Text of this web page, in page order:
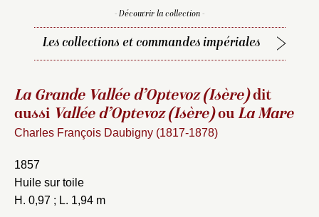
- Découvrir la collection -
Les collections et commandes impériales
La Grande Vallée d’Optevoz (Isère)dit
aussi Vallée d’Optevoz (Isère)ou La Mare
Charles François Daubigny (1817-1878)
1857
Huile sur toile
H. 0,97 ; L. 1,94 m